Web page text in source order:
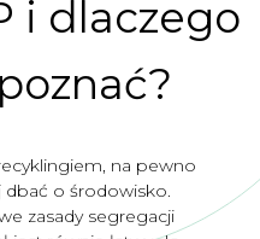
i dlaczego
na pewno
dbać o środowisko.
zasady segregacji